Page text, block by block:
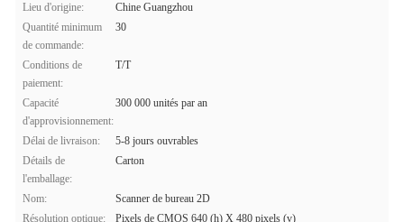
Lieu d'origine:
Chine Guangzhou
Quantité minimum
de commande:
30
Conditions de
paiement:
T/T
Capacité
d'approvisionnement:
300 000 unités par an
Délai de livraison:
5-8 jours ouvrables
Détails de
l'emballage:
Carton
Nom:
Scanner de bureau 2D
Résolution optique:
Pixels de CMOS 640 (h) X 480 pixels (v)